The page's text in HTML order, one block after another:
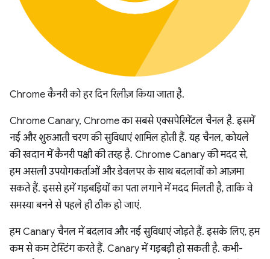
Chrome कैनरी को हर दिन रिलीज़ किया जाता है.
Chrome Canary, Chrome का सबसे एक्सपेरिमेंटल चैनल है. इसमें
नई और शुरुआती चरण की सुविधाएं शामिल होती हैं. यह चैनल, कोयले
की खदान में कैनरी पक्षी की तरह है. Chrome Canary की मदद से,
हम असली उपयोगकर्ताओं और डेवलपर के साथ बदलावों को आज़मा
सकते हैं. इससे हमें गड़बड़ियों का पता लगाने में मदद मिलती है, ताकि वे
समस्या बनने से पहले ही ठीक हो जाएं.
हम Canary चैनल में बदलाव और नई सुविधाएं जोड़ते हैं. इसके लिए, हम
कम से कम टेस्टिंग करते हैं. Canary में गड़बड़ी हो सकती है. कभी-